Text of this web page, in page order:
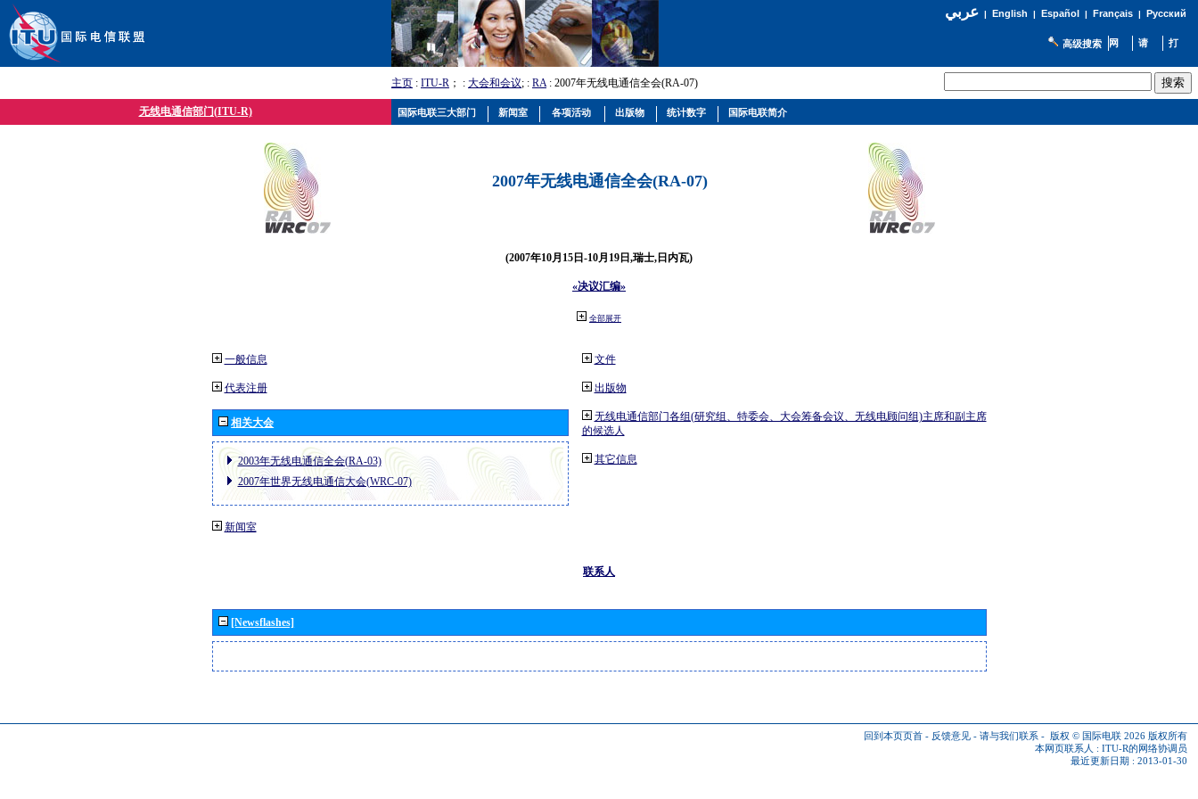
عربي| English | Español | Français| Русский
高级搜索
主页 : ITU-R ； : 大会和会议; : RA: 2007年无线电通信全会(RA-07)
无线电通信部门(ITU-R)
2007年无线电通信全会(RA-07)
(2007年10月15日-10月19日,瑞士,日内瓦)
«决议汇编»
全部展开
一般信息
代表注册
相关大会
2003年无线电通信全会(RA-03)
2007年世界无线电通信大会(WRC-07)
新闻室
文件
出版物
无线电通信部门各组(研究组、特委会、大会筹备会议、无线电顾问组)主席和副主席
的候选人
其它信息
联系人
[Newsflashes]
回到本页页首 - 反馈意见 - 请与我们联系 - 版权 © 国际电联 2026 版权所有
本网页联系人 : ITU-R的网络协调员
最近更新日期 : 2013-01-30
国际电联三大部门 新闻室 各项活动 出版物 统计数字 国际电联简介